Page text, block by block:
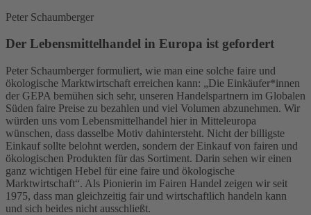
Akzeptieren
powered byUsercentrics Consent
Management Platform
Peter Schaumberger
Der Lebensmittelhandel in Europa ist gefordert
Peter Schaumberger formuliert, wie man eine solche faire und
ökologische Marktwirtschaft erreichen kann: „Die Einkäufer*innen
der GEPA bemühen sich sehr, unseren Handelspartnern im Globalen
Süden faire Preise zu bezahlen und viel Volumen abzunehmen. Wir
würden uns vom Lebensmittelhandel hier in Mitteleuropa
wünschen, dass dasselbe Motiv dahintersteht. Nicht der billigste
Einkauf sollte belohnt werden, sondern der Einkauf von fairen und
ökologischen Produkten für das Sortiment. Darin sehen wir einen
ganz wichtigen Hebel für eine faire und ökologische
Marktwirtschaft“. Als Pionierin im Fairen Handel zeigen wir seit
1975, dass man gleichzeitig fair und wirtschaftlich handeln kann
und sich beides nicht ausschließt.